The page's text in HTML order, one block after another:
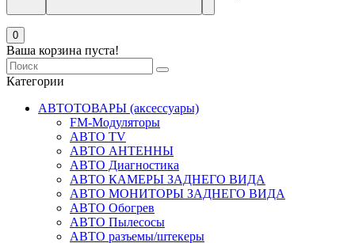
0
Ваша корзина пуста!
Категории
АВТОТОВАРЫ (аксессуары)
FM-Модуляторы
АВТО TV
АВТО АНТЕННЫ
АВТО Диагностика
АВТО КАМЕРЫ ЗАДНЕГО ВИДА
АВТО МОНИТОРЫ ЗАДНЕГО ВИДА
АВТО Обогрев
АВТО Пылесосы
АВТО разъемы/штекеры